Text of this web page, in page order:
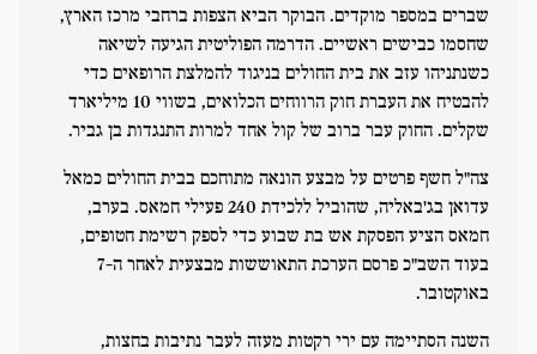
שברים במספר מוקדים. הבוקר הביא הצפות ברחבי מרכז הארץ,
שחסמו כבישים ראשיים. הדרמה הפוליטית הגיעה לשיאה
כשנתניהו עזב את בית החולים בניגוד להמלצת הרופאים כדי
להבטיח את העברת חוק הרווחים הכלואים, בשווי 10 מיליארד
שקלים. החוק עבר ברוב של קול אחד למרות התנגדות בן גביר.
צה"ל חשף פרטים על מבצע הונאה מתוחכם בבית החולים כמאל
עדואן בג'באליה, שהוביל ללכידת 240 פעילי חמאס. בערב,
חמאס הציע הפסקת אש בת שבוע כדי לספק רשימת חטופים,
בעוד השב"כ פרסם הערכת התאוששות מבצעית לאחר ה-7
באוקטובר.
השנה הסתיימה עם ירי רקטות מעזה לעבר נתיבות בחצות,